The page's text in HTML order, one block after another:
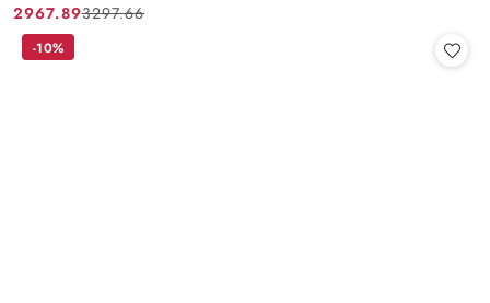
Cena
promocyjna:
2967.89
Cena
przed
3297.66
-10%